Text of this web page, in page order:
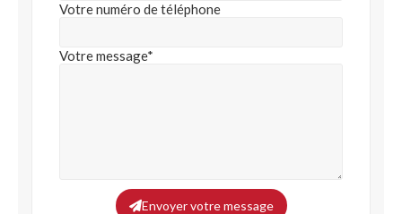
Votre numéro de téléphone
Votre message*
Envoyer votre message